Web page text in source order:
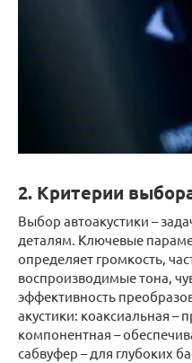
2. Критерии
Выбор автоакустики –
деталям. Ключевые
определяет громкость,
воспроизводимые тона,
эффективность
акустики: коаксиальная –
компонентная –
сабвуфер – для глубоких